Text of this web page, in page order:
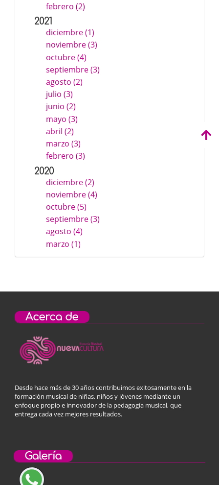
febrero (2)
2021
diciembre (1)
noviembre (3)
octubre (4)
septiembre (3)
agosto (2)
julio (3)
junio (2)
mayo (3)
abril (2)
marzo (3)
febrero (3)
2020
diciembre (2)
noviembre (4)
octubre (5)
septiembre (3)
agosto (4)
marzo (1)
Acerca de
Desde hace más de 30 años contribuimos exitosamente en la
formación musical de niñas, niños y jóvenes mediante un
enfoque propio e innovador de la pedagogía musical, que
entrega cada vez mejores resultados.
Galería